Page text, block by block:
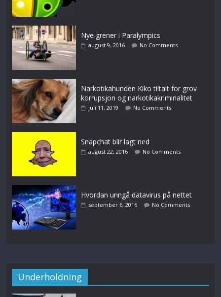
Nye grener i Paralympics
august 9, 2016 No Comments
Narkotikahunden Kiko tiltalt for grov
korrupsjon og narkotikakriminalitet
juli 11, 2019 No Comments
Snapchat blir lagt ned
august 22, 2016 No Comments
Hvordan unngå datavirus på nettet
september 6, 2016 No Comments
Underholdning